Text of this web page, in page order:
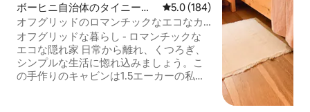
ボーヒニ自治体のタイニーハ
ウス
レビュー184件、5つ星中5.0つ
5.0 (184)
オフグリッドのロマンチックなエコなカ
ップル向けの隠れ家
オフグリッドな暮らし - ロマンチックな
エコな隠れ家 日常から離れ、くつろぎ、
シンプルな生活に惚れ込みましょう。こ
の手作りのキャビンは1.5エーカーの私有